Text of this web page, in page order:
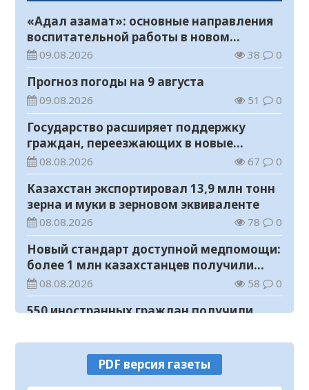
«Адал азамат»: основные направления
воспитательной работы в новом
учебном году
09.08.2026 38 0
Прогноз погоды на 9 августа
09.08.2026 51 0
Государство расширяет поддержку
граждан, переезжающих в новые
регионы для работы
08.08.2026 67 0
Казахстан экспортировал 13,9 млн тонн
зерна и муки в зерновом эквиваленте
08.08.2026 78 0
Новый стандарт доступной медпомощи:
более 1 млн казахстанцев получили
телемедицинские услуги
08.08.2026 58 0
550 иностранных граждан получили
Казахстане
08.08.2026 90 0
Министерство просвещения определило
PDF версия газеты